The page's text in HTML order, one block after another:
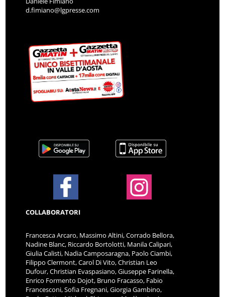
d.fimiano@lgpresse.com
COLLABORATORI
Francesca Arcaro, Massimo Altini, Corrado Bellora,
Nadine Blanc, Riccardo Bortolotti, Manila Calipari,
Giulia Calisti, Nadia Camposaragna, Paolo Ciambi,
Filippo Clermont, Carol Di Vito, Christian Leo
Dufour, Christian Evaspasiano, Giuseppe Farinella,
Enrico Formento Dojot, Bruno Fracasso, Fabio
Francesconi, Sofia Fregnani, Giorgia Gambino,